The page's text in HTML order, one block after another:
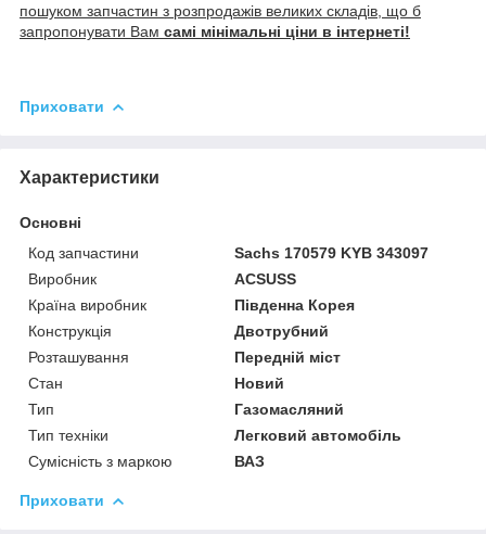
пошуком запчастин з розпродажів великих складів, що б
запропонувати Вам самі мінімальні ціни в інтернеті!
Приховати
Характеристики
Основні
Код запчастини
Sachs 170579 KYB 343097
Виробник
ACSUSS
Країна виробник
Південна Корея
Конструкція
Двотрубний
Розташування
Передній міст
Стан
Новий
Тип
Газомасляний
Тип техніки
Легковий автомобіль
Сумісність з маркою
ВАЗ
Приховати